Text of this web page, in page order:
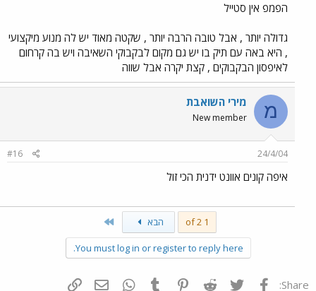
הפמפ אין סטייל
גדולה יותר , אבל טובה הרבה יותר , שקטה מאוד יש לה מנוע מיקצועי
, היא באה עם תיק בו יש גם מקום לבקבוקי השאיבה ויש בה קרחום
לאיפסון הבקבוקים , קצת יקרה אבל שווה
מ מירי השואבת
New member
24/4/04
#16
איפה קונים אוונט ידנית הכי זול
1 of 2 הבא
You must log in or register to reply here.
Share: פייסבוק Twitter
Reddit
Pinterest
Tumblr
WhatsAppדואר אלקטרוני